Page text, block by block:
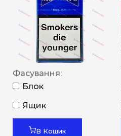
Фасування:
Блок
Ящик
В Кошик